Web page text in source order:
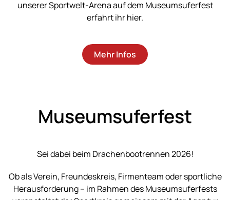
unserer Sportwelt-Arena auf dem Museumsuferfest
erfahrt ihr hier.
Mehr Infos
Museumsuferfest
Sei dabei beim Drachenbootrennen 2026!
Ob als Verein, Freundeskreis, Firmenteam oder sportliche
Herausforderung – im Rahmen des Museumsuferfests